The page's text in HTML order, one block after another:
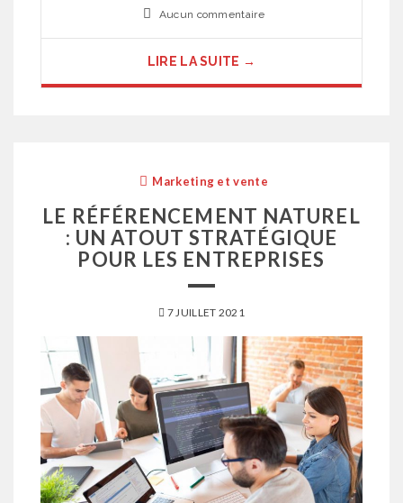
Aucun commentaire
LIRE LA SUITE →
Marketing et vente
LE RÉFÉRENCEMENT NATUREL
: UN ATOUT STRATÉGIQUE
POUR LES ENTREPRISES
7 JUILLET 2021